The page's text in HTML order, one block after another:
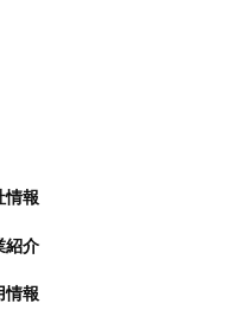
情報
紹介
情報